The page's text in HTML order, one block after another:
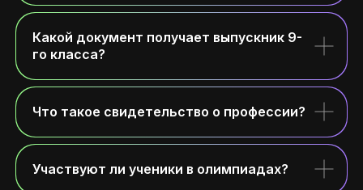
Какой документ получает выпускник 9-
го класса?
Что такое свидетельство о профессии?
Участвуют ли ученики в олимпиадах?